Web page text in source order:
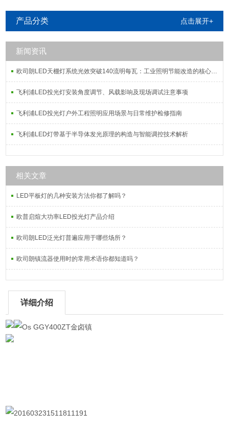
产品分类 点击展开+
新闻资讯
欧司朗LED天棚灯系统光效突破140流明每瓦：工业照明节能改造的核心指标解析
飞利浦LED投光灯安装角度调节、风载影响及现场调试注意事项
飞利浦LED投光灯户外工程照明应用场景与日常维护检修指南
飞利浦LED灯带基于半导体发光原理的构造与智能调控技术解析
相关文章
LED平板灯的几种安装方法你都了解吗？
欧普启煊大功率LED投光灯产品介绍
欧司朗LED泛光灯普遍应用于哪些场所？
欧司朗镇流器使用时的常用术语你都知道吗？
详细介绍